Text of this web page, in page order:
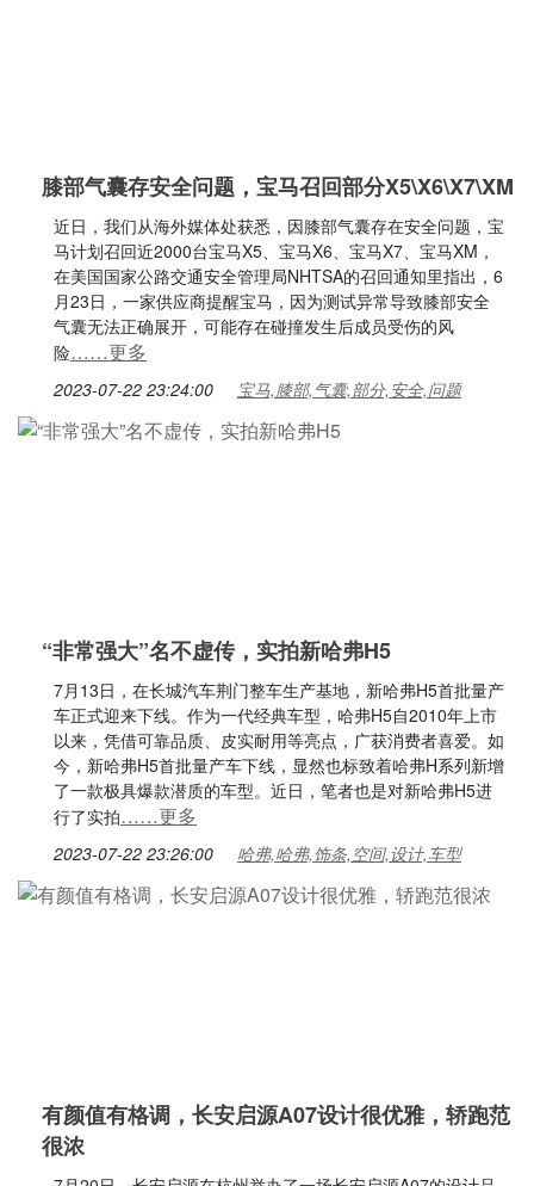
膝部气囊存安全问题，宝马召回部分X5\X6\X7\XM
近日，我们从海外媒体处获悉，因膝部气囊存在安全问题，宝
马计划召回近2000台宝马X5、宝马X6、宝马X7、宝马XM，
在美国国家公路交通安全管理局NHTSA的召回通知里指出，6
月23日，一家供应商提醒宝马，因为测试异常导致膝部安全
气囊无法正确展开，可能存在碰撞发生后成员受伤的风
险……更多
2023-07-22 23:24:00 宝马,膝部,气囊,部分,安全,问题
“非常强大”名不虚传，实拍新哈弗H5
7月13日，在长城汽车荆门整车生产基地，新哈弗H5首批量产
车正式迎来下线。作为一代经典车型，哈弗H5自2010年上市
以来，凭借可靠品质、皮实耐用等亮点，广获消费者喜爱。如
今，新哈弗H5首批量产车下线，显然也标致着哈弗H系列新增
了一款极具爆款潜质的车型。近日，笔者也是对新哈弗H5进
行了实拍……更多
2023-07-22 23:26:00 哈弗,哈弗,饰条,空间,设计,车型
有颜值有格调，长安启源A07设计很优雅，轿跑范
很浓